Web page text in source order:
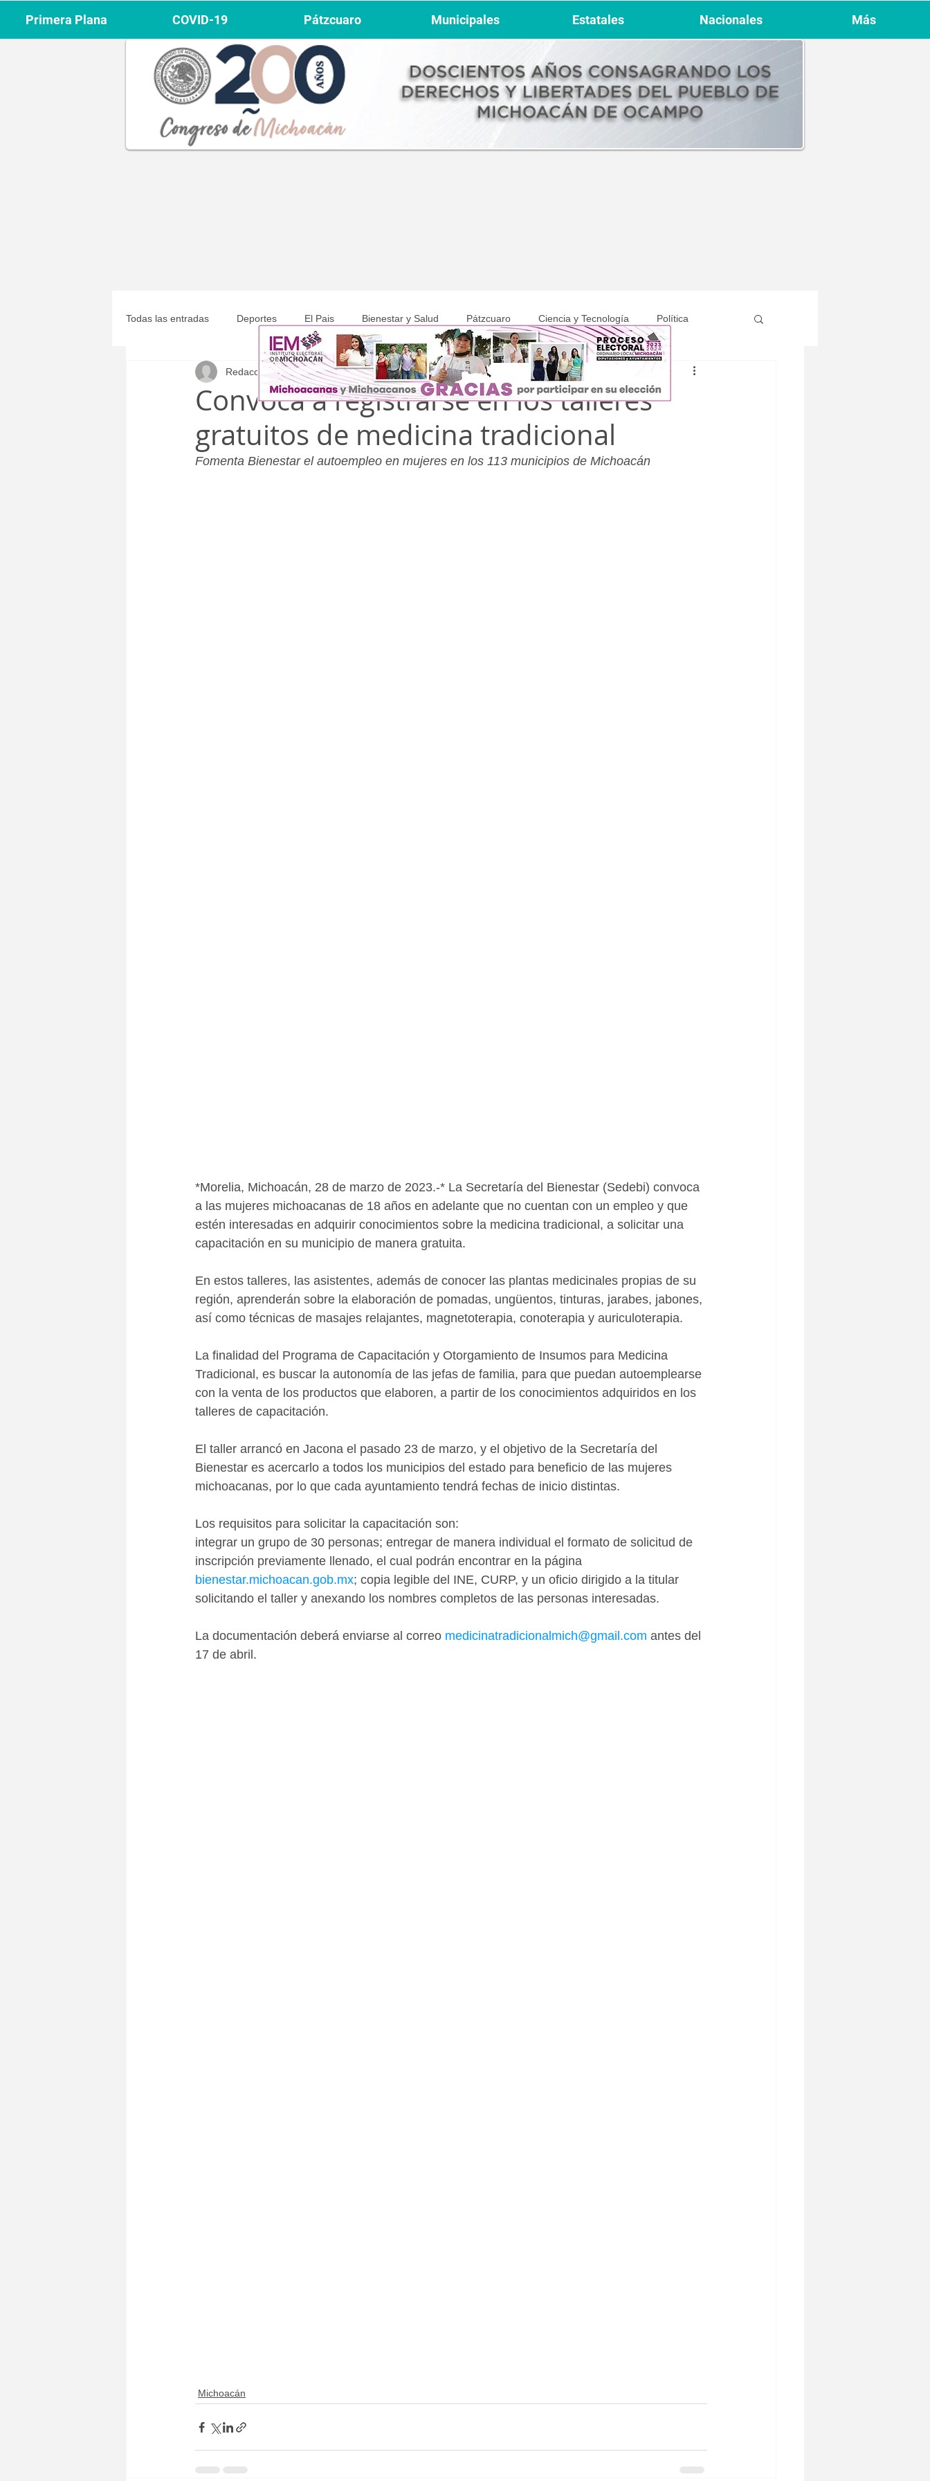
Todas las entradas Deportes El Pais Bienestar y Salud Pátzcuaro Ciencia y Tecnología Política
Michoacán Municipales COVID-19
Convoca a registrarse en los talleres
gratuitos de medicina tradicional
Redacción 29 mar 2023 1 min de lectura
Fomenta Bienestar el autoempleo en mujeres en los 113 municipios de Michoacán
*Morelia, Michoacán, 28 de marzo de 2023.-* La Secretaría del Bienestar (Sedebi) convoca
a las mujeres michoacanas de 18 años en adelante que no cuentan con un empleo y que
estén interesadas en adquirir conocimientos sobre la medicina tradicional, a solicitar una
capacitación en su municipio de manera gratuita.
En estos talleres, las asistentes, además de conocer las plantas medicinales propias de su
región, aprenderán sobre la elaboración de pomadas, ungüentos, tinturas, jarabes, jabones,
así como técnicas de masajes relajantes, magnetoterapia, conoterapia y auriculoterapia.
La finalidad del Programa de Capacitación y Otorgamiento de Insumos para Medicina
Tradicional, es buscar la autonomía de las jefas de familia, para que puedan autoemplearse
con la venta de los productos que elaboren, a partir de los conocimientos adquiridos en los
talleres de capacitación.
El taller arrancó en Jacona el pasado 23 de marzo, y el objetivo de la Secretaría del
Bienestar es acercarlo a todos los municipios del estado para beneficio de las mujeres
michoacanas, por lo que cada ayuntamiento tendrá fechas de inicio distintas.
Los requisitos para solicitar la capacitación son:
integrar un grupo de 30 personas; entregar de manera individual el formato de solicitud de
inscripción previamente llenado, el cual podrán encontrar en la página
bienestar.michoacan.gob.mx; copia legible del INE, CURP, y un oficio dirigido a la titular
solicitando el taller y anexando los nombres completos de las personas interesadas.
La documentación deberá enviarse al correo medicinatradicionalmich@gmail.com antes del
17 de abril.
Michoacán
Primera Plana COVID-19 Pátzcuaro Municipales Estatales Nacionales Más